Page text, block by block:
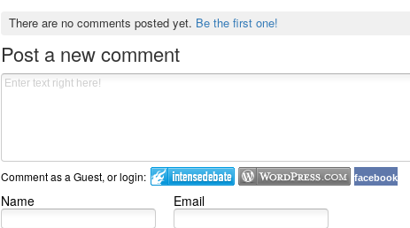
There are no comments posted yet. Be the first one!
Post a new comment
Comment as a Guest, or login: facebook
Name Email